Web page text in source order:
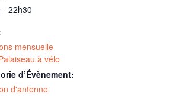
- 22h30
mensuelle
à vélo
d’Évènement:
d'antenne